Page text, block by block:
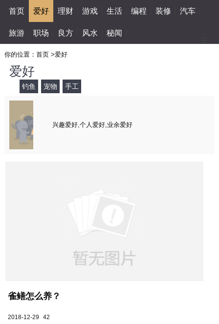
首页 爱好 理财 游戏 生活 编程 装修 汽车
旅游 职场 良方 风水 秘闻
你的位置： 首页 >爱好
爱好
钓鱼 宠物 手工
兴趣爱好,个人爱好,业余爱好
雀鳝怎么养？
2018-12-29 42